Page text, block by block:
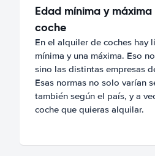
Edad mínima y
coche
En el alquiler de coches hay
mínima y una máxima. Eso
sino las distintas empresas
Esas normas no solo varían
también según el país, y a
coche que quieras alquilar.